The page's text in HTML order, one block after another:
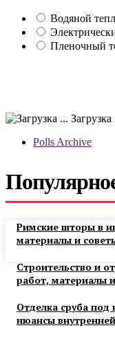
Водяной
Пленочный
Загрузка
Polls Archive
Римские шторы в
материалы и
Строительство и
работ, материалы
Отделка сруба
нюансы